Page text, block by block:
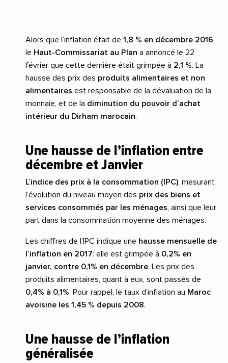
Alors que l’inflation était de 1,8 % en décembre 2016
le Haut-Commissariat au Plan a annoncé le 22
février que cette dernière était grimpée à 2,1 %. La
hausse des prix des produits alimentaires et non
alimentaires est responsable de la dévaluation de la
monnaie, et de la diminution du pouvoir d’achat
intérieur du Dirham marocain.
Une hausse de l’inflation entre
décembre et Janvier
L’indice des prix à la consommation (IPC) , mesurant
l’évolution du niveau moyen des prix des biens et
services consommés par les ménages , ainsi que leur
part dans la consommation moyenne des ménages.
Les chiffres de l’IPC indique une hausse mensuelle de
l’inflation en 2017: elle est grimpée à 0,2% en
janvier, contre 0,1% en décembre. Les prix des
produits alimentaires, quant à eux, sont passés de
0,4% à 0,1%. Pour rappel, le taux d’inflation au Maroc
avoisine les 1,45 % depuis 2008.
Une hausse de l’inflation
généralisée